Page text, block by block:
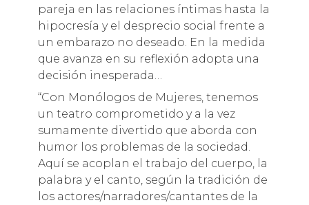
pareja en las relaciones íntimas hasta la
hipocresía y el desprecio social frente a
un embarazo no deseado. En la medida
que avanza en su reflexión adopta una
decisión inesperada…
“Con Monólogos de Mujeres, tenemos
un teatro comprometido y a la vez
sumamente divertido que aborda con
humor los problemas de la sociedad.
Aquí se acoplan el trabajo del cuerpo, la
palabra y el canto, según la tradición de
los actores/narradores/cantantes de la